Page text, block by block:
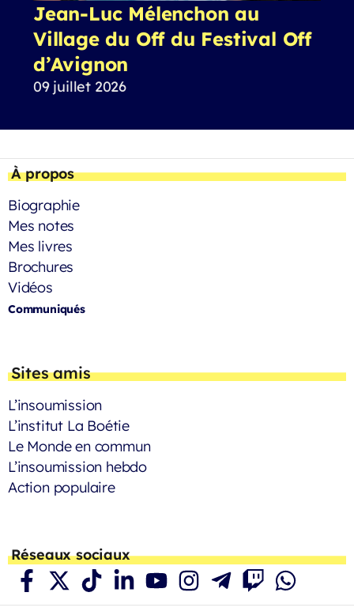
Jean-Luc Mélenchon au
Village du Off du Festival Off
d’Avignon
09 juillet 2026
À propos
Biographie
Mes notes
Mes livres
Brochures
Vidéos
Communiqués
Sites amis
L’insoumission
L’institut La Boétie
Le Monde en commun
L’insoumission hebdo
Action populaire
Réseaux sociaux